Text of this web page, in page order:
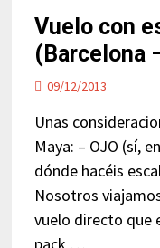
Vuelo con
(Barcelona
09/12/2013
Unas
Maya: – OJO (sí,
dónde hacéis
Nosotros
vuelo directo que
pack …